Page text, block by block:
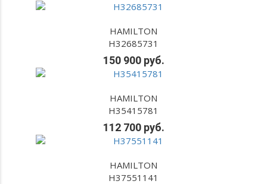
HAMILTON
H32685731
150 900 руб.
HAMILTON
H35415781
112 700 руб.
HAMILTON
H37551141